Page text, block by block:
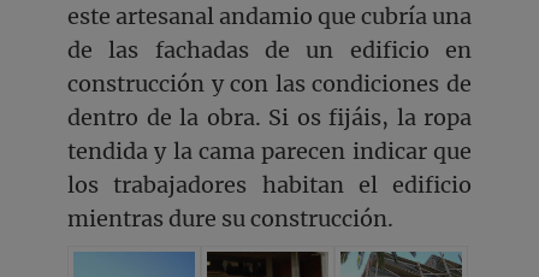
este artesanal andamio que cubría una
de las fachadas de un edificio en
construcción y con las condiciones de
dentro de la obra. Si os fijáis, la ropa
tendida y la cama parecen indicar que
los trabajadores habitan el edificio
mientras dure su construcción.